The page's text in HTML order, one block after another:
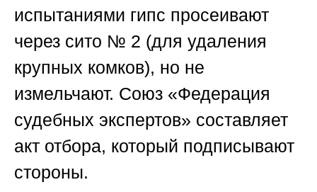
испытаниями гипс просеивают
через сито № 2 (для удаления
крупных комков), но не
измельчают. Союз «Федерация
судебных экспертов» составляет
акт отбора, который подписывают
стороны.